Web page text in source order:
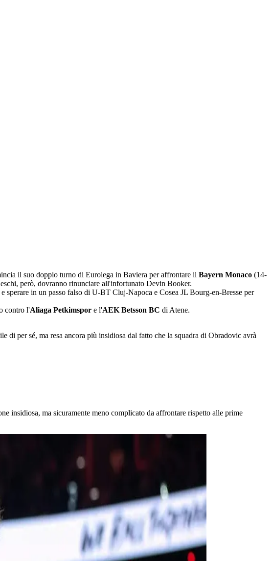
il suo doppio turno di Eurolega in Baviera per affrontare il Bayern Monaco (14-
però, dovranno rinunciare all'infortunato Devin Booker.
sperare in un passo falso di U-BT Cluj-Napoca e Cosea JL Bourg-en-Bresse per
contro l'Aliaga Petkimspor e l'AEK Betsson BC di Atene.
di per sé, ma resa ancora più insidiosa dal fatto che la squadra di Obradovic avrà
insidiosa, ma sicuramente meno complicato da affrontare rispetto alle prime